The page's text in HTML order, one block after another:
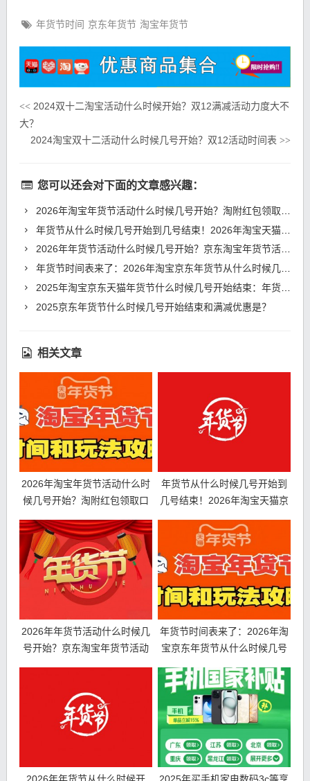
年货节时间 京东年货节 淘宝年货节
<<2024双十二淘宝活动什么时候开始？双12满减活动力度大不
大？
2024淘宝双十二活动什么时候几号开始？双12活动时间表>>
您可以还会对下面的文章感兴趣：
2026年淘宝年货节活动什么时候几号开始？淘附红包领取口令及满减优惠
年货节从什么时候几号开始到几号结束！2026年淘宝天猫京东年货节时间表、满减规则和红包口令
2026年年货节活动什么时候几号开始？京东淘宝年货节活动时间表、红包领取口令、满减规则一览
年货节时间表来了：2026年淘宝京东年货节从什么时候几号开始？红包口令满减规则一览
2025年淘宝京东天猫年货节什么时候几号开始结束：年货节时间表、满减规则和优惠力度
2025京东年货节什么时候几号开始结束和满减优惠是？
相关文章
2026年淘宝年货节活动什么时
候几号开始？淘附红包领取口
年货节从什么时候几号开始到
几号结束！2026年淘宝天猫京
红包口令
2026年年货节活动什么时候几
号开始？京东淘宝年货节活动
年货节时间表来了：2026年淘
宝京东年货节从什么时候几号